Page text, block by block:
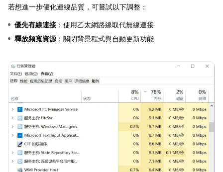
若想進一步優化連線品質，可嘗試以下調整：
優先有線連接 ：使用乙太網路線取代無線連接
釋放頻寬資源 ：關閉背景程式與自動更新功能